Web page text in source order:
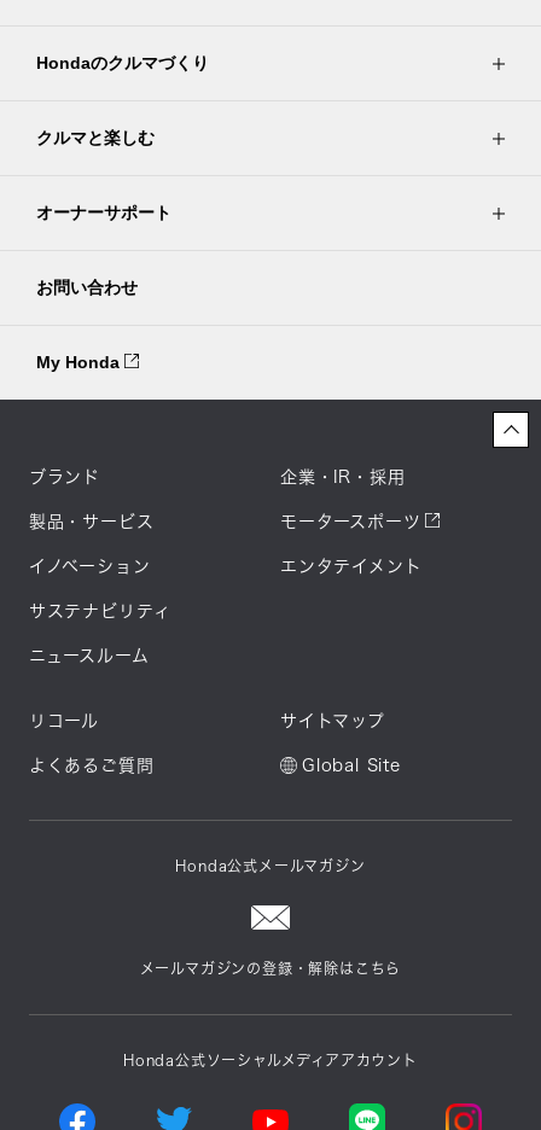
Hondaのクルマづくり
クルマと楽しむ
オーナーサポート
お問い合わせ
My Honda
ブランド
製品・サービス
イノベーション
サステナビリティ
ニュースルーム
企業・IR・採用
モータースポーツ
エンタテイメント
リコール
よくあるご質問
サイトマップ
Global Site
Honda公式メールマガジン
メールマガジンの登録・解除はこちら
Honda公式ソーシャルメディアアカウント